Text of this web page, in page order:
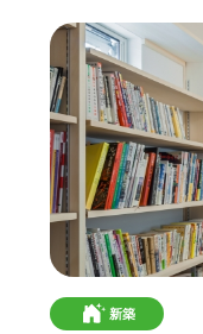
新築